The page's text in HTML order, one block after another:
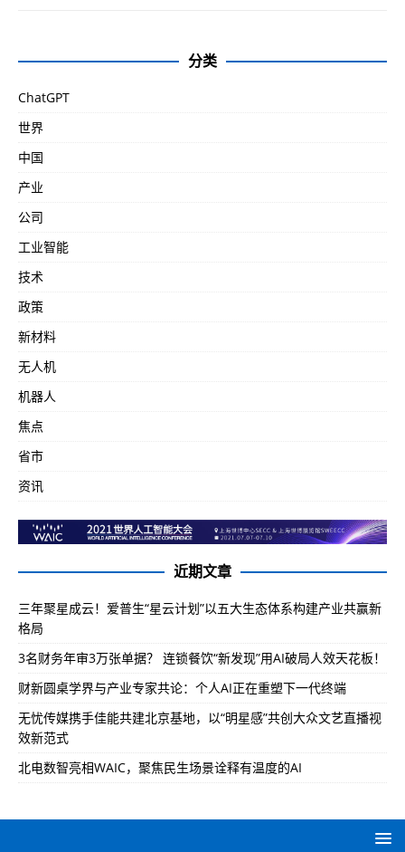
分类
ChatGPT
世界
中国
产业
公司
工业智能
技术
政策
新材料
无人机
机器人
焦点
省市
资讯
近期文章
三年聚星成云！爱普生“星云计划”以五大生态体系构建产业共赢新
格局
3名财务年审3万张单据？ 连锁餐饮“新发现”用AI破局人效天花板！
财新圆桌学界与产业专家共论：个人AI正在重塑下一代终端
无忧传媒携手佳能共建北京基地，以“明星感”共创大众文艺直播视
效新范式
北电数智亮相WAIC，聚焦民生场景诠释有温度的AI